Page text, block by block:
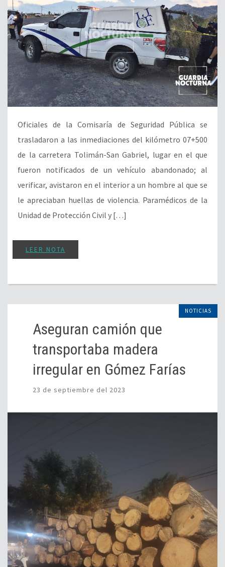
Oficiales de la Comisaría de Seguridad Pública se
trasladaron a las inmediaciones del kilómetro 07+500
de la carretera Tolimán-San Gabriel, lugar en el que
fueron notificados de un vehículo abandonado; al
verificar, avistaron en el interior a un hombre al que se
le apreciaban huellas de violencia. Paramédicos de la
Unidad de Protección Civil y […]
LEER NOTA
NOTICIAS
Aseguran camión que
transportaba madera
irregular en Gómez Farías
23 de septiembre del 2023